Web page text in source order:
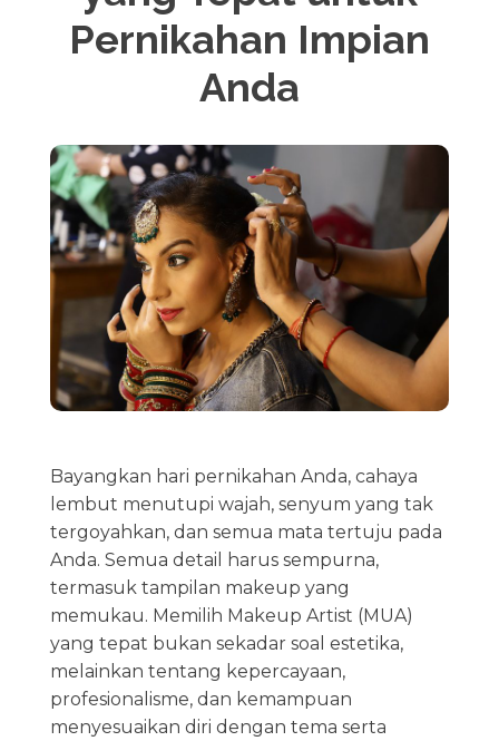
Pernikahan Impian
Anda
Bayangkan hari pernikahan Anda, cahaya
lembut menutupi wajah, senyum yang tak
tergoyahkan, dan semua mata tertuju pada
Anda. Semua detail harus sempurna,
termasuk tampilan makeup yang
memukau. Memilih Makeup Artist (MUA)
yang tepat bukan sekadar soal estetika,
melainkan tentang kepercayaan,
profesionalisme, dan kemampuan
menyesuaikan diri dengan tema serta